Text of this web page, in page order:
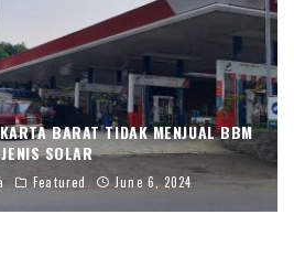
BARAT TIDAK MENJUAL BBM
JENIS SOLAR
Featured June 6, 2024